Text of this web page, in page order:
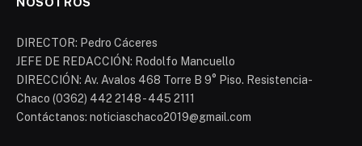
DIRECTOR: Pedro Cáceres
JEFE DE REDACCIÓN: Rodolfo Mancuello
DIRECCIÓN: Av. Avalos 468 Torre B 9° Piso. Resistencia-
Chaco (0362) 442 2148 - 445 2111
Contáctanos: noticiaschaco2019@gmail.com